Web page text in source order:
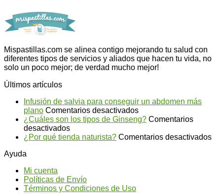
Mispastillas.com se alinea contigo mejorando tu salud con
diferentes tipos de servicios y aliados que hacen tu vida, no
solo un poco mejor; de verdad mucho mejor!
Últimos artículos
Infusión de salvia para conseguir un abdomen más
plano Comentarios desactivadosen
Infusión
salvia
¿Cuáles son los tipos de Ginseng? Comentarios
desactivadosen
¿Cuáles
Ginseng?
¿Por qué tienda naturista? Comentarios desactivadosen
Ayuda
Mi cuenta
Políticas de Envío
Términos y Condiciones de Uso